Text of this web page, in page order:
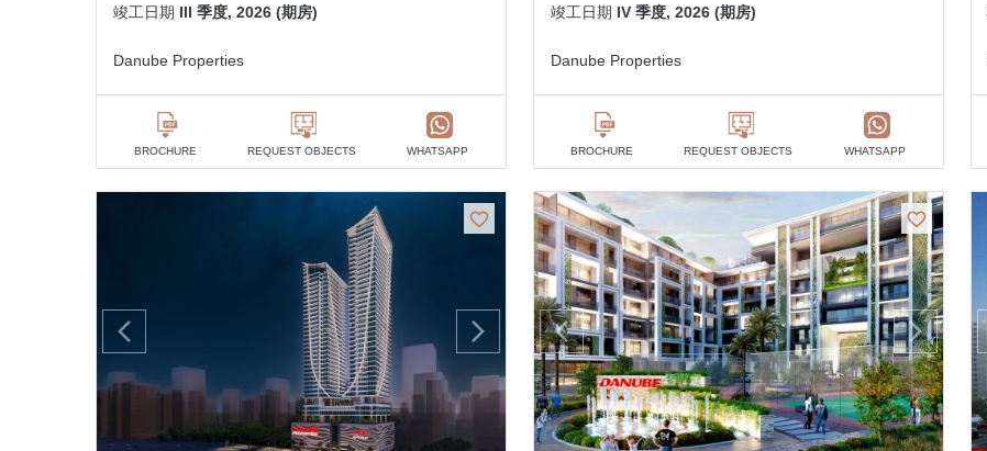
竣工日期 III 季度, 2026 (期房)
Danube Properties
BROCHURE REQUEST OBJECTS WHATSAPP
竣工日期 IV 季度, 2026 (期房)
Danube Properties
BROCHURE REQUEST OBJECTS WHATSAPP